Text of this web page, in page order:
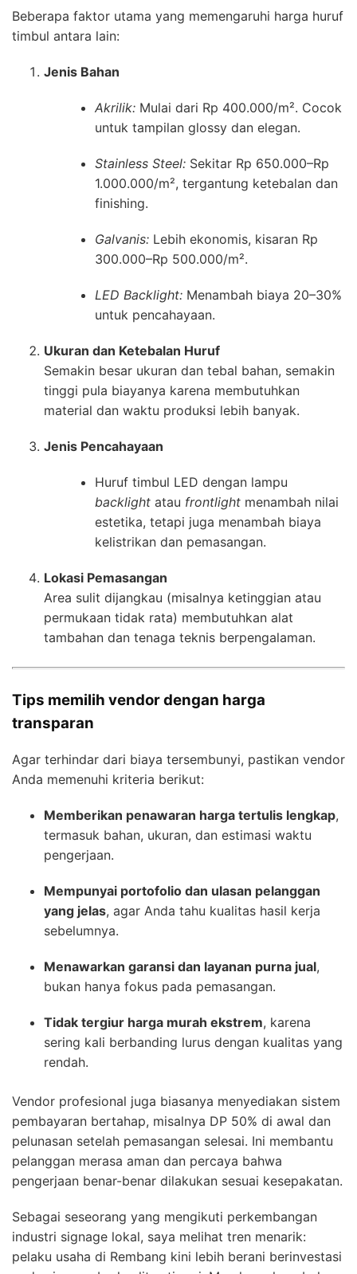
Beberapa faktor utama yang memengaruhi harga huruf
timbul antara lain:
Jenis Bahan
Akrilik: Mulai dari Rp 400.000/m². Cocok
untuk tampilan glossy dan elegan.
Stainless Steel: Sekitar Rp 650.000–Rp
1.000.000/m², tergantung ketebalan dan
finishing.
Galvanis: Lebih ekonomis, kisaran Rp
300.000–Rp 500.000/m².
LED Backlight: Menambah biaya 20–30%
untuk pencahayaan.
Ukuran dan Ketebalan Huruf
Semakin besar ukuran dan tebal bahan, semakin
tinggi pula biayanya karena membutuhkan
material dan waktu produksi lebih banyak.
Jenis Pencahayaan
Huruf timbul LED dengan lampu
backlight atau frontlight menambah nilai
estetika, tetapi juga menambah biaya
kelistrikan dan pemasangan.
Lokasi Pemasangan
Area sulit dijangkau (misalnya ketinggian atau
permukaan tidak rata) membutuhkan alat
tambahan dan tenaga teknis berpengalaman.
Tips memilih vendor dengan harga
transparan
Agar terhindar dari biaya tersembunyi, pastikan vendor
Anda memenuhi kriteria berikut:
Memberikan penawaran harga tertulis lengkap,
termasuk bahan, ukuran, dan estimasi waktu
pengerjaan.
Mempunyai portofolio dan ulasan pelanggan
yang jelas, agar Anda tahu kualitas hasil kerja
sebelumnya.
Menawarkan garansi dan layanan purna jual,
bukan hanya fokus pada pemasangan.
Tidak tergiur harga murah ekstrem, karena
sering kali berbanding lurus dengan kualitas yang
rendah.
Vendor profesional juga biasanya menyediakan sistem
pembayaran bertahap, misalnya DP 50% di awal dan
pelunasan setelah pemasangan selesai. Ini membantu
pelanggan merasa aman dan percaya bahwa
pengerjaan benar-benar dilakukan sesuai kesepakatan.
Sebagai seseorang yang mengikuti perkembangan
industri signage lokal, saya melihat tren menarik:
pelaku usaha di Rembang kini lebih berani berinvestasi